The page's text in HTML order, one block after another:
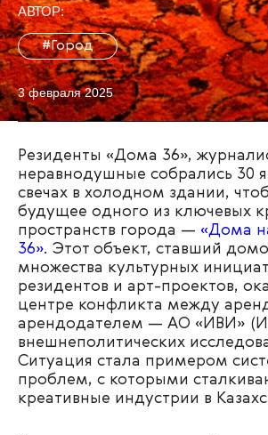
АВТОР:
#Город
3 февраля 2025
Резиденты «Дома 36»,
неравнодушные собрались 30
свечах в холодном здании,
будущее одного из ключевых
пространств города — «Дома
36». Этот объект, ставший
множества культурных
резидентов и арт-проектов,
центре конфликта между
арендодателем — АО «ИВИ»
внешнеполитических
Ситуация стала примером
проблем, с которыми
креативные индустрии в